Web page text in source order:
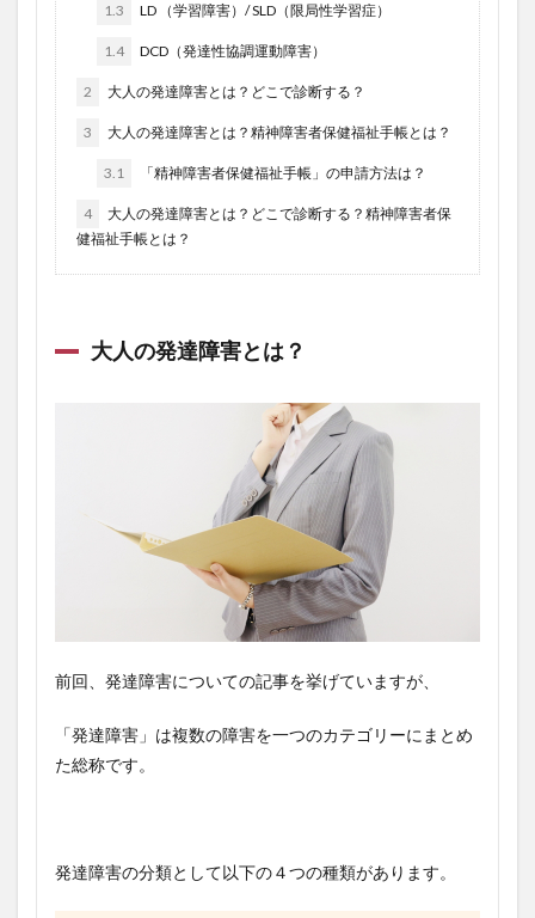
1.3 LD （学習障害）/ SLD（限局性学習症）
1.4 DCD（発達性協調運動障害）
2 大人の発達障害とは？どこで診断する？
3 大人の発達障害とは？精神障害者保健福祉手帳とは？
3.1 「精神障害者保健福祉手帳」の申請方法は？
4
大人の発達障害とは？どこで診断する？精神障害者保
健福祉手帳とは？
大人の発達障害とは？
前回、発達障害についての記事を挙げていますが、
「発達障害」は複数の障害を一つのカテゴリーにまとめ
た総称です。
発達障害の分類として以下の４つの種類があります。